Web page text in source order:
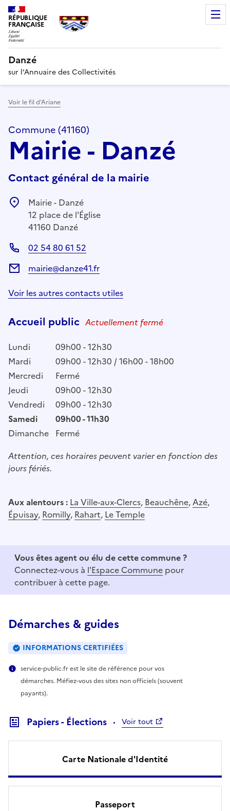
RÉPUBLIQUE
FRANÇAISE
Danzé
sur l’Annuaire des Collectivités
Voir le fil d’Ariane
Commune (41160)
Mairie - Danzé
Contact général de la mairie
Mairie - Danzé
12 place de l'Église
41160 Danzé
02 54 80 61 52
mairie@danze41.fr
Voir les autres contacts utiles
Accueil public Actuellement fermé
Lundi
09h00 - 12h30
Mardi
09h00 - 12h30 / 16h00 - 18h00
Mercredi
Fermé
Jeudi
09h00 - 12h30
Vendredi
09h00 - 12h30
Samedi
09h00 - 11h30
Dimanche Fermé
Attention, ces horaires peuvent varier en fonction des
jours fériés.
Aux alentours : La Ville-aux-Clercs, Beauchêne,Azé,
Épuisay, Romilly, Rahart, Le Temple
Vous êtes agent ou élu de cette commune ?
Connectez-vous à l'Espace Commune pour
contribuer à cette page.
Démarches & guides
INFORMATIONS CERTIFIÉES
service-public.fr est le site de référence pour vos
démarches. Méfiez-vous des sites non officiels (souvent
payants).
Papiers - Élections Voir tout
Carte Nationale d'Identité
Passeport